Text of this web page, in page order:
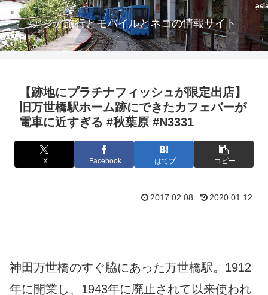
アジア旅行とモバイルとネコの情報サイト
【跡地にプラチナフィッシュが限定出店】
旧万世橋駅ホーム跡にできたカフェバーが
電車に近すぎる #秋葉原 #N3331
X Facebook はてブ コピー
2017.02.08 2020.01.12
神田万世橋のすぐ脇にあった万世橋駅。1912
年に開業し、1943年に廃止されて以来使われ